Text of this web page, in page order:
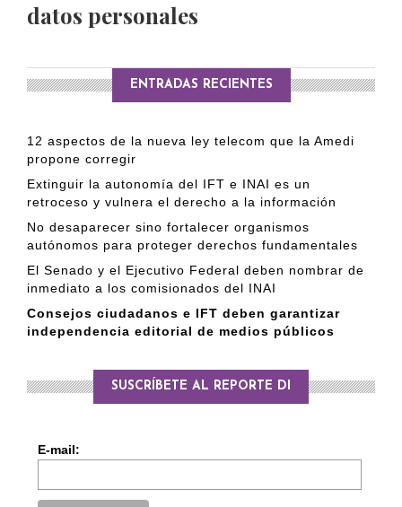
datos personales
ENTRADAS RECIENTES
12 aspectos de la nueva ley telecom que la Amedi
propone corregir
Extinguir la autonomía del IFT e INAI es un
retroceso y vulnera el derecho a la información
No desaparecer sino fortalecer organismos
autónomos para proteger derechos fundamentales
El Senado y el Ejecutivo Federal deben nombrar de
inmediato a los comisionados del INAI
Consejos ciudadanos e IFT deben garantizar
independencia editorial de medios públicos
SUSCRÍBETE AL REPORTE DI
E-mail: